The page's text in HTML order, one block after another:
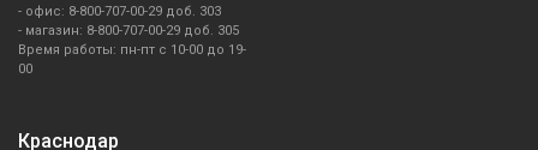
- офис: 8-800-707-00-29 доб. 303
- магазин: 8-800-707-00-29 доб. 305
Время работы: пн-пт с 10-00 до 19-
00
Краснодар